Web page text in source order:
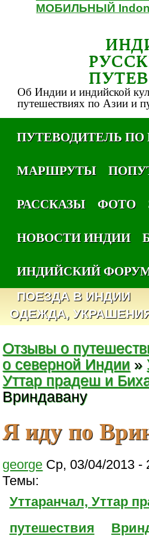
МОБИЛЬНЫЙ
Об Индии и индийской
путешествиях по Азии и
ПУТЕВОДИТЕЛЬ
МАРШРУТЫ
РАССКАЗЫ
ФОТО
НОВОСТИ ИНДИИ
ИНДИЙСКИЙ
ПОЕЗДА В ИНДИИ
ОДЕЖДА,
Отзывы о
о северной Индии »
Уттар прадеш и
Вриндавану
Я иду по
george Ср, 03/04/2013 -
Темы:
Уттаранчал, Уттар
путешествия